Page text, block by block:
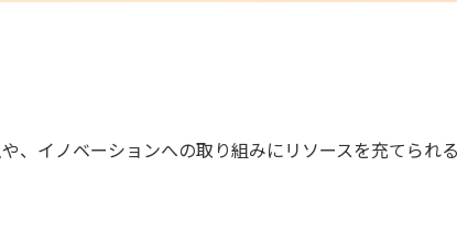
、イノベーションへの取り組みにリソースを充てられ